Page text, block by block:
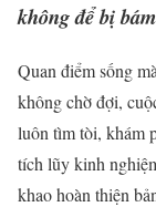
không để bị
Quan điểm sống
không chờ đợi,
luôn tìm tòi, khám
tích lũy kinh
khao hoàn thiện